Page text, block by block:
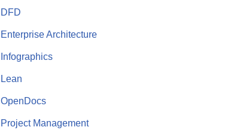
DFD
Enterprise Architecture
Infographics
Lean
OpenDocs
Project Management